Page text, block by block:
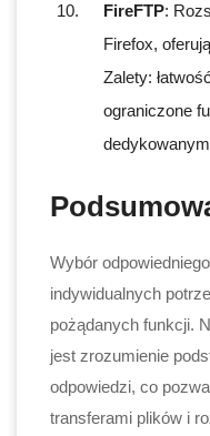
FireFTP:
Firefox,
Zalety:
ograniczone
Wybór
indywidualnych
pożądanych funkcji.
jest zrozumienie
odpowiedzi, co
transferami plików i